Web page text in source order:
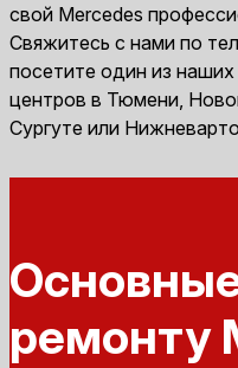
свой Mercedes
Свяжитесь с нами по
посетите один из
центров в Тюмени,
Сургуте или
ремонту